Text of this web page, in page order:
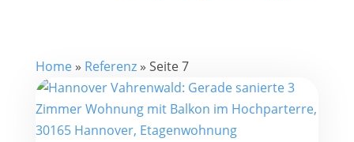
Home» Referenz» Seite 7